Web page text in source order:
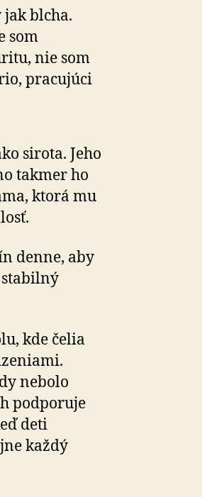
jak blcha.
som
nie som
pracujúci
sirota. Jeho
takmer ho
ktorá mu
denne, aby
sta­bil­ný
kde čelia
nebolo
podporuje
deti
každý